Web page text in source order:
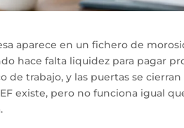
aparece en un fichero de
hace falta liquidez para pagar
de trabajo, y las puertas se
existe, pero no funciona igual